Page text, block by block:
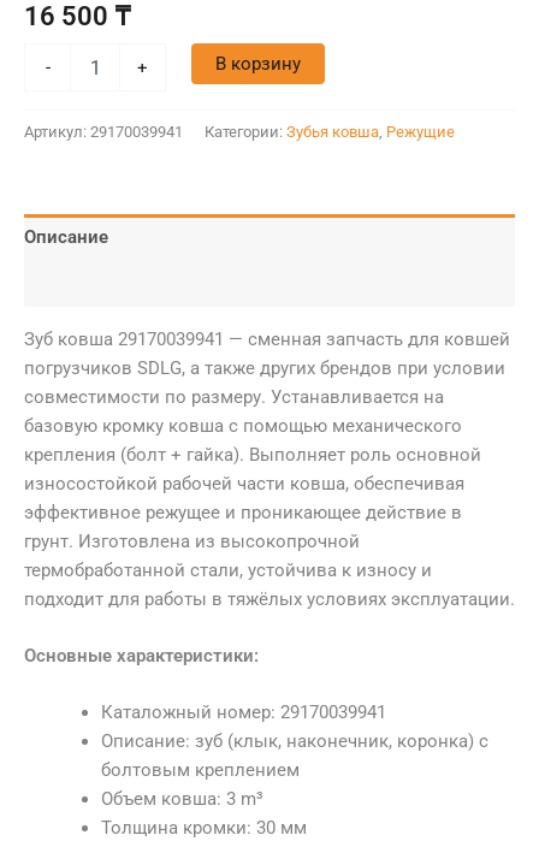
16 500 ₸
- + В корзину
Артикул: 29170039941 Категории: Зубья ковша Режущие
Описание
Зуб ковша 29170039941 — сменная запчасть для ковшей
погрузчиков SDLG, а также других брендов при условии
совместимости по размеру. Устанавливается на
базовую кромку ковша с помощью механического
крепления (болт + гайка). Выполняет роль основной
износостойкой рабочей части ковша, обеспечивая
эффективное режущее и проникающее действие в
грунт. Изготовлена из высокопрочной
термобработанной стали, устойчива к износу и
подходит для работы в тяжёлых условиях эксплуатации.
Основные характеристики:
Каталожный номер: 29170039941
Описание: зуб (клык, наконечник, коронка) с
болтовым креплением
Объем ковша: 3 m³
Толщина кромки: 30 мм